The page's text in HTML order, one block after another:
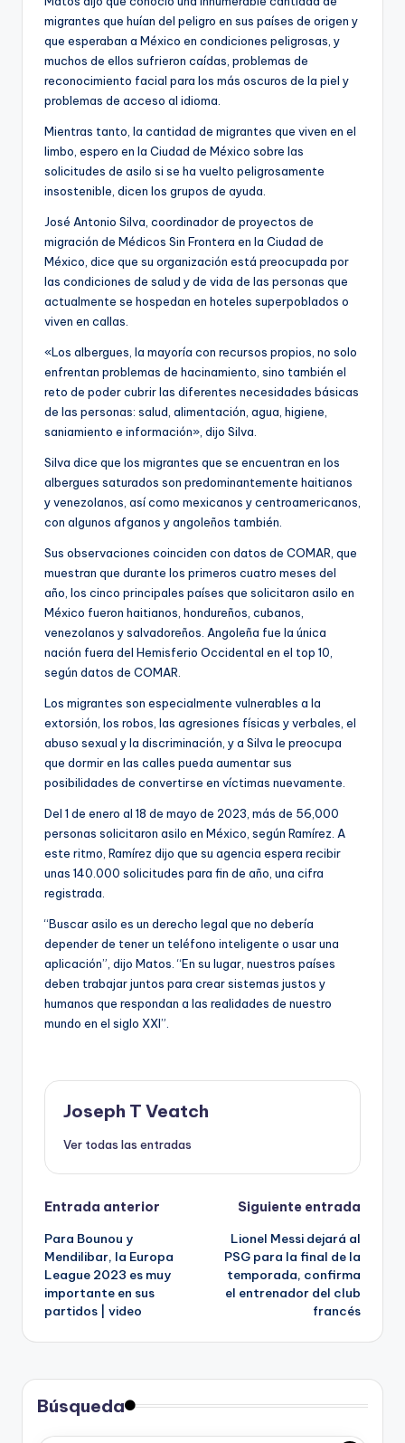
migrantes que huían del peligro en sus países de origen y
que esperaban a México en condiciones peligrosas, y
muchos de ellos sufrieron caídas, problemas de
reconocimiento facial para los más oscuros de la piel y
problemas de acceso al idioma.
Mientras tanto, la cantidad de migrantes que viven en el
limbo, espero en la Ciudad de México sobre las
solicitudes de asilo si se ha vuelto peligrosamente
insostenible, dicen los grupos de ayuda.
José Antonio Silva, coordinador de proyectos de
migración de Médicos Sin Frontera en la Ciudad de
México, dice que su organización está preocupada por
las condiciones de salud y de vida de las personas que
actualmente se hospedan en hoteles superpoblados o
viven en callas.
«Los albergues, la mayoría con recursos propios, no solo
enfrentan problemas de hacinamiento, sino también el
reto de poder cubrir las diferentes necesidades básicas
de las personas: salud, alimentación, agua, higiene,
saniamiento e información», dijo Silva.
Silva dice que los migrantes que se encuentran en los
albergues saturados son predominantemente haitianos
y venezolanos, así como mexicanos y centroamericanos,
con algunos afganos y angoleños también.
Sus observaciones coinciden con datos de COMAR, que
muestran que durante los primeros cuatro meses del
año, los cinco principales países que solicitaron asilo en
México fueron haitianos, hondureños, cubanos,
venezolanos y salvadoreños. Angoleña fue la única
nación fuera del Hemisferio Occidental en el top 10,
según datos de COMAR.
Los migrantes son especialmente vulnerables a la
extorsión, los robos, las agresiones físicas y verbales, el
abuso sexual y la discriminación, y a Silva le preocupa
que dormir en las calles pueda aumentar sus
posibilidades de convertirse en víctimas nuevamente.
Del 1 de enero al 18 de mayo de 2023, más de 56,000
personas solicitaron asilo en México, según Ramírez. A
este ritmo, Ramírez dijo que su agencia espera recibir
unas 140.000 solicitudes para fin de año, una cifra
registrada.
“Buscar asilo es un derecho legal que no debería
depender de tener un teléfono inteligente o usar una
aplicación”, dijo Matos. “En su lugar, nuestros países
deben trabajar juntos para crear sistemas justos y
humanos que respondan a las realidades de nuestro
mundo en el siglo XXI”.
Joseph T Veatch
Ver todas las entradas
Navegación
de
entradas
Entrada anterior
Para Bounou y
Mendilibar, la Europa
League 2023 es muy
importante en sus
partidos | video
Siguiente entrada
Lionel Messi dejará al
PSG para la final de la
temporada, confirma
el entrenador del club
francés
Búsqueda